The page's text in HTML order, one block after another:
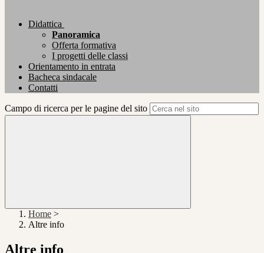
Didattica
Panoramica
Offerta formativa
I progetti delle classi
Orientamento in entrata
Bacheca sindacale
Contatti
Campo di ricerca per le pagine del sito
Home >
Altre info
Altre info